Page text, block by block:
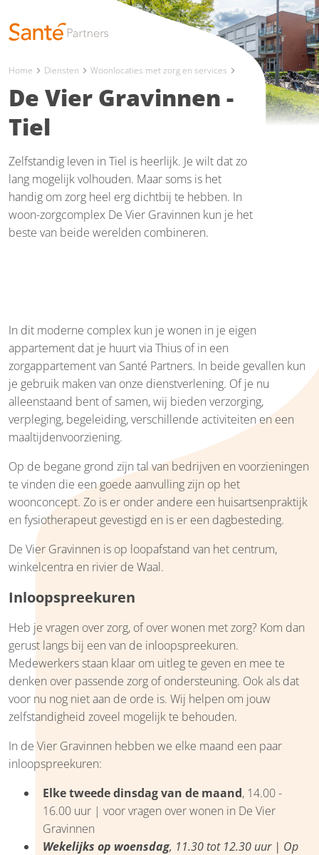
Home chevron_right Diensten chevron_right Woonlocaties met zorg en services chevron_right
De Vier Gravinnen -
Tiel
Zelfstandig leven in Tiel is heerlijk. Je wilt dat zo
lang mogelijk volhouden. Maar soms is het
handig om zorg heel erg dichtbij te hebben. In
woon-zorgcomplex De Vier Gravinnen kun je het
beste van beide werelden combineren.
In dit moderne complex kun je wonen in je eigen
appartement dat je huurt via Thius of in een
zorgappartement van Santé Partners. In beide gevallen kun
je gebruik maken van onze dienstverlening. Of je nu
alleenstaand bent of samen, wij bieden verzorging,
verpleging, begeleiding, verschillende activiteiten en een
maaltijdenvoorziening.
Op de begane grond zijn tal van bedrijven en voorzieningen
te vinden die een goede aanvulling zijn op het
woonconcept. Zo is er onder andere een huisartsenpraktijk
en fysiotherapeut gevestigd en is er een dagbesteding.
De Vier Gravinnen is op loopafstand van het centrum,
winkelcentra en rivier de Waal.
Inloopspreekuren
Heb je vragen over zorg, of over wonen met zorg? Kom dan
gerust langs bij een van de inloopspreekuren.
Medewerkers staan klaar om uitleg te geven en mee te
denken over passende zorg of ondersteuning. Ook als dat
voor nu nog niet aan de orde is. Wij helpen om jouw
zelfstandigheid zoveel mogelijk te behouden.
In de Vier Gravinnen hebben we elke maand een paar
inloopspreekuren:
Elke tweede dinsdagvan de maand, 14.00 -
16.00 uur | voor vragen over wonen in De Vier
Gravinnen
Wekelijks op woensdag, 11.30 tot 12.30 uur | Op